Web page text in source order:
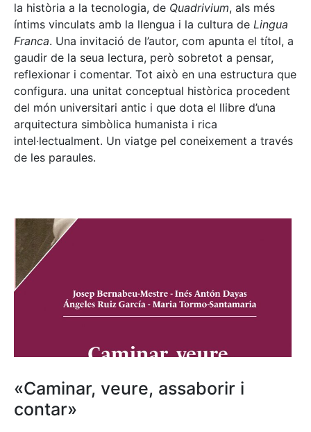
la història a la tecnologia, de Quadrivium, als més
íntims vinculats amb la llengua i la cultura de Lingua
Franca. Una invitació de l’autor, com apunta el títol, a
gaudir de la seua lectura, però sobretot a pensar,
reflexionar i comentar. Tot això en una estructura que
configura. una unitat conceptual històrica procedent
del món universitari antic i que dota el llibre d’una
arquitectura simbòlica humanista i rica
intel·lectualment. Un viatge pel coneixement a través
de les paraules.
«Caminar, veure, assaborir i
contar»